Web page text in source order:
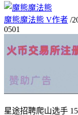
魔熊魔法熊 V作者 /
0501
星途招聘爬山选手